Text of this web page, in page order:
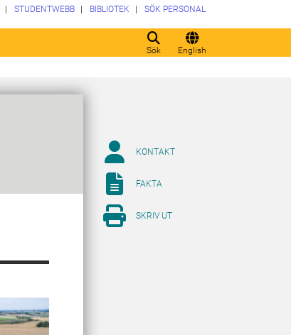
Sök English
STUDENTWEBB BIBLIOTEK SÖK PERSONAL
KONTAKT
FAKTA
SKRIV UT